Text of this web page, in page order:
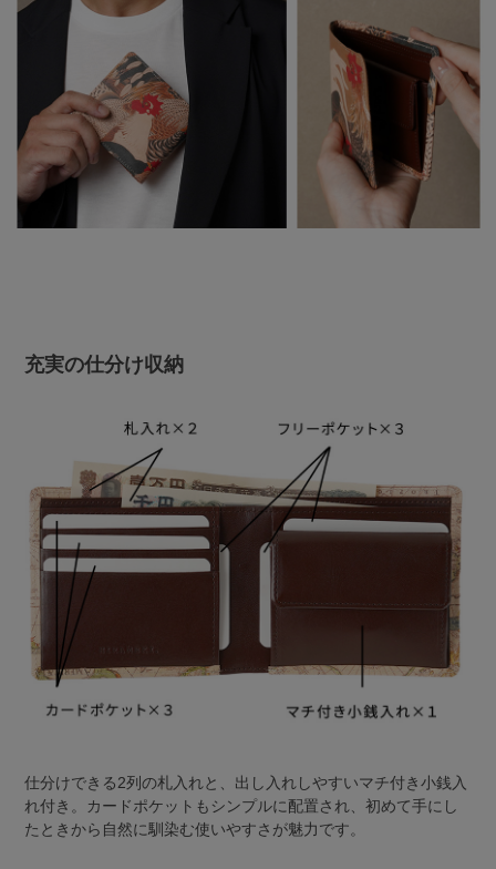
充実の仕分け収納
仕分けできる2列の札入れと、出し入れしやすいマチ付き小銭入
れ付き。カードポケットもシンプルに配置され、初めて手にし
たときから自然に馴染む使いやすさが魅力です。